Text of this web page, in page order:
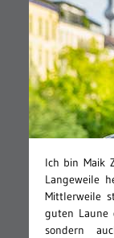
Ich bin Maik
Langeweile
Mittlerweile
guten Laune
sondern